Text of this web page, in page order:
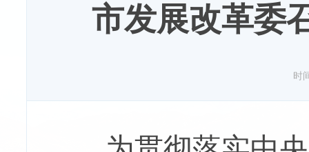
市发展改革委
时